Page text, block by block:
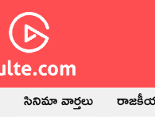
సినిమా వార్తలు రాజకీయ